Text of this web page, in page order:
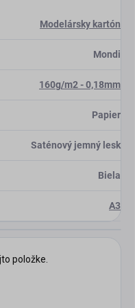
Modelársky kartón
Mondi
160g/m2 - 0,18mm
Papier
Saténový jemný lesk
Biela
A3
položke.